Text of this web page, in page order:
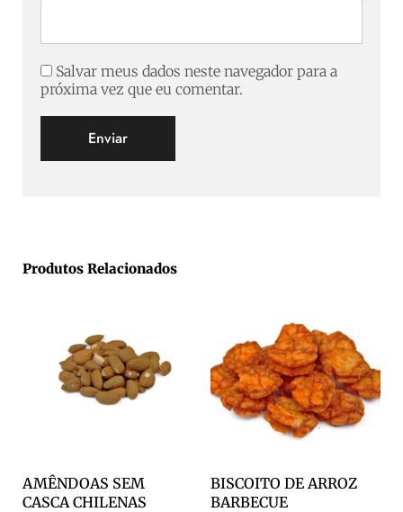
Salvar meus dados neste navegador para a
próxima vez que eu comentar.
Produtos Relacionados
AMÊNDOAS SEM
CASCA CHILENAS
BISCOITO DE ARROZ
BARBECUE